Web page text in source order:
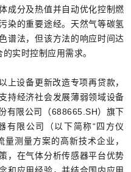
成分及热值并自动优化控制燃
染的重要途经。天然气等碳氢
谱法，但该方法的响应时间达
实时控制应用需求。
上设备更新改造专项再贷款，
持经济社会发展薄弱领域设备
有限公司（688665.SH）旗下
有限公司（以下简称“四方仪
测量方案的高新技术企业，
， 在气体分析传感器平台优势